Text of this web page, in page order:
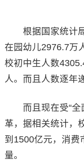
根据国家统计局
在园幼儿2976.7万
校初中生人数
人。而且人数逐年
而且现在受“全
革，据相关统计，
到1500亿元，消费
量。